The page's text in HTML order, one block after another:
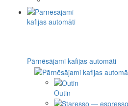
Pārnēsājami kafijas automāti
Outin